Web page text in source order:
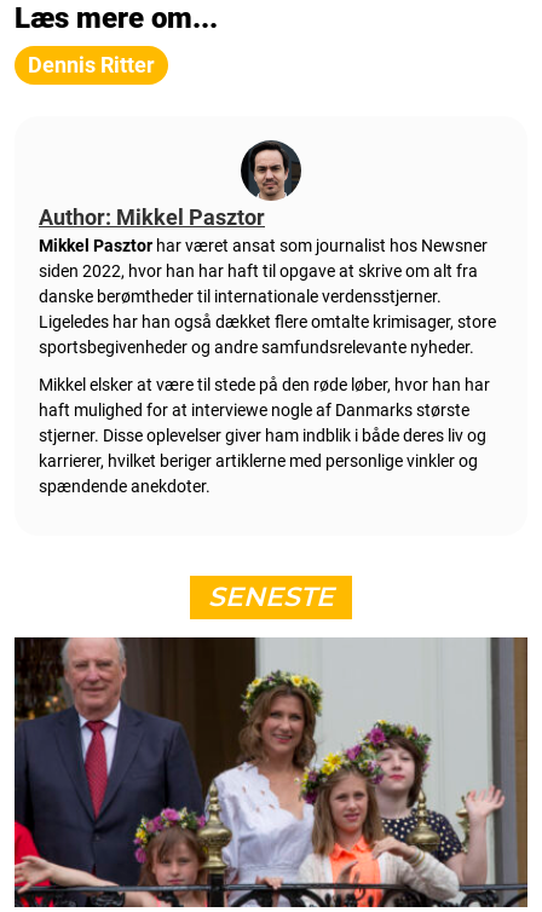
Læs mere om...
Dennis Ritter
Author: Mikkel Pasztor
Mikkel Pasztor har været ansat som journalist hos Newsner
siden 2022, hvor han har haft til opgave at skrive om alt fra
danske berømtheder til internationale verdensstjerner.
Ligeledes har han også dækket flere omtalte krimisager, store
sportsbegivenheder og andre samfundsrelevante nyheder.
Mikkel elsker at være til stede på den røde løber, hvor han har
haft mulighed for at interviewe nogle af Danmarks største
stjerner. Disse oplevelser giver ham indblik i både deres liv og
karrierer, hvilket beriger artiklerne med personlige vinkler og
spændende anekdoter.
SENESTE